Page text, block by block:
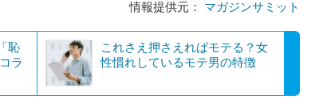
情報提供元： マガジンサミット
恥
ラ
これさえ押さえればモテる？女
性慣れしているモテ男の特徴